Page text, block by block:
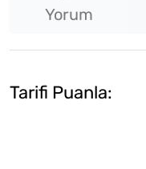
Yorum
Tarifi Puanla: